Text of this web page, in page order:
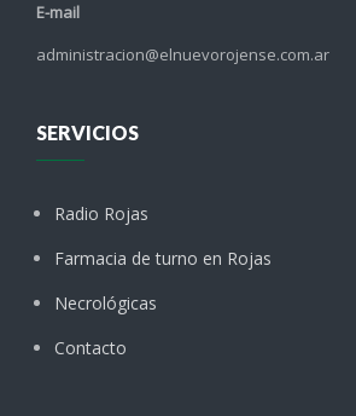
E-mail
administracion@elnuevorojense.com.ar
SERVICIOS
Radio Rojas
Farmacia de turno en Rojas
Necrológicas
Contacto